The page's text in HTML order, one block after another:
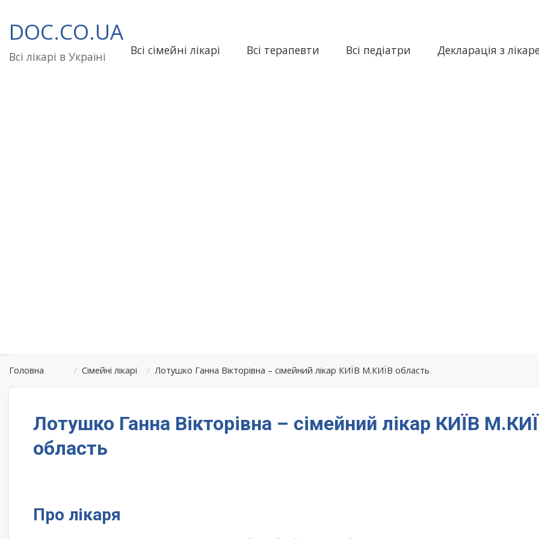
до
вмісту
DOC.CO.UA
Всі лікарі в Україні Всі сімейні лікарі Всі терапевти Всі педіатри Декларація з
Головна / Сімейні лікарі / Лотушко Ганна Вікторівна – сімейний лікар КИЇВ М.КИЇВ область
Лотушко Ганна Вікторівна – сімейний лікар КИЇВ
область
Про лікаря